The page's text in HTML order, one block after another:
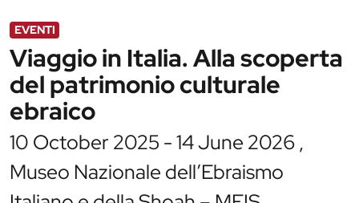
EVENTI
Viaggio in Italia. Alla scoperta
del patrimonio culturale
ebraico
10 October 2025 - 14 June 2026 ,
Museo Nazionale dell’Ebraismo